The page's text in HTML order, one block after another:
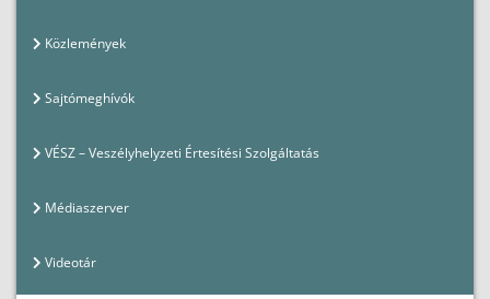
Közlemények
Sajtómeghívók
VÉSZ – Veszélyhelyzeti Értesítési Szolgáltatás
Médiaszerver
Videotár